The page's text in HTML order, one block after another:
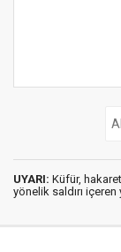
UYARI: Küfür,
yönelik saldırı